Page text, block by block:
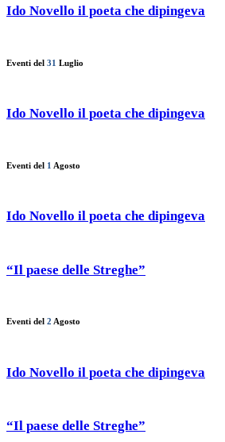
Ido Novello il poeta che dipingeva
Eventi del 31 Luglio
Ido Novello il poeta che dipingeva
Eventi del 1 Agosto
Ido Novello il poeta che dipingeva
“Il paese delle Streghe”
Eventi del 2 Agosto
Ido Novello il poeta che dipingeva
“Il paese delle Streghe”